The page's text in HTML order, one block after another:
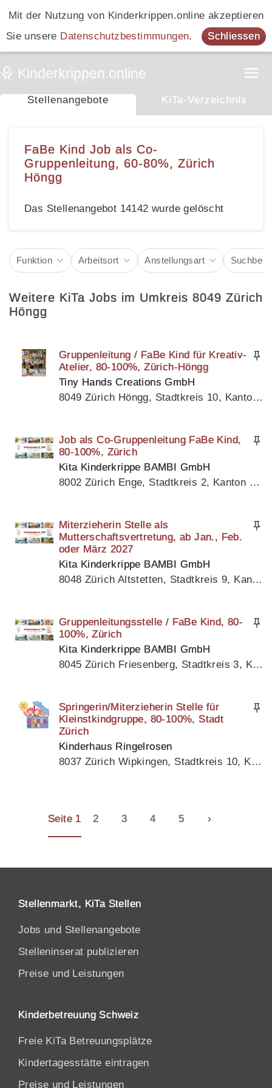
Mit der Nutzung von Kinderkrippen.online akzeptieren
Sie unsere Datenschutzbestimmungen. Schliessen
Stellenangebote KiTa-Verzeichnis
FaBe Kind Job als Co-
Gruppenleitung, 60-80%, Zürich
Höngg
Das Stellenangebot 14142 wurde gelöscht
Funktion Arbeitsort Anstellungsart
Weitere KiTa Jobs im Umkreis 8049 Zürich
Höngg
Gruppenleitung / FaBe Kind für Kreativ-
Atelier, 80-100%, Zürich-Höngg
Tiny Hands Creations GmbH
8049 Zürich Höngg, Stadtkreis 10, Kanton Zürich
Job als Co-Gruppenleitung FaBe Kind,
80-100%, Zürich
Kita Kinderkrippe BAMBI GmbH
8002 Zürich Enge, Stadtkreis 2, Kanton Zürich
Miterzieherin Stelle als
Mutterschaftsvertretung, ab Jan., Feb.
oder März 2027
Kita Kinderkrippe BAMBI GmbH
8048 Zürich Altstetten, Stadtkreis 9, Kanton Zürich
Gruppenleitungsstelle / FaBe Kind, 80-
100%, Zürich
Kita Kinderkrippe BAMBI GmbH
8045 Zürich Friesenberg, Stadtkreis 3, Kanton Zürich
Springerin/Miterzieherin Stelle für
Kleinstkindgruppe, 80-100%, Stadt
Zürich
Kinderhaus Ringelrosen
8037 Zürich Wipkingen, Stadtkreis 10, Kanton Zürich
Seite 1 2 3 4 5 ›
Stellenmarkt, KiTa Stellen
Jobs und Stellenangebote
Stelleninserat publizieren
Preise und Leistungen
Kinderbetreuung Schweiz
Freie KiTa Betreuungsplätze
Kindertagesstätte eintragen
Preise und Leistungen